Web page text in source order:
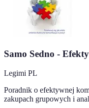
Samo Sedno -
Legimi PL
Poradnik o efektywnej
zakupach grupowych i